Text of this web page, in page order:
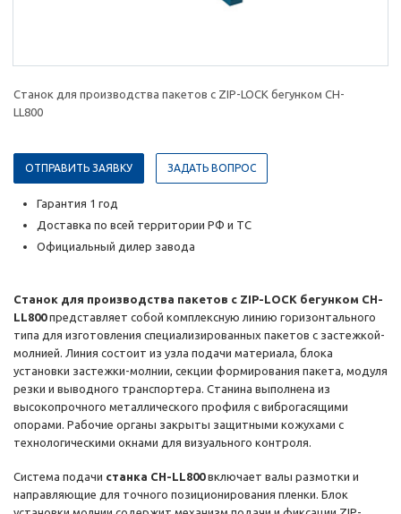
Станок для производства пакетов с ZIP-LOCK бегунком CH-
LL800
ОТПРАВИТЬ ЗАЯВКУ ЗАДАТЬ ВОПРОС
Гарантия 1 год
Доставка по всей территории РФ и ТС
Официальный дилер завода
Станок для производства пакетов с ZIP-LOCK бегунком CH-
LL800представляет собой комплексную линию горизонтального
типа для изготовления специализированных пакетов с застежкой-
молнией. Линия состоит из узла подачи материала, блока
установки застежки-молнии, секции формирования пакета, модуля
резки и выводного транспортера. Станина выполнена из
высокопрочного металлического профиля с виброгасящими
опорами. Рабочие органы закрыты защитными кожухами с
технологическими окнами для визуального контроля.
Система подачи станка CH-LL800включает валы размотки и
направляющие для точного позиционирования пленки. Блок